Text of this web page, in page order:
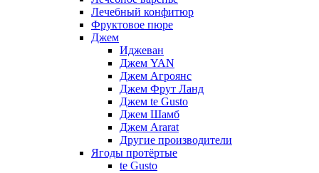
Лечебный конфитюр
Фруктовое пюре
Джем
Иджеван
Джем YAN
Джем Агроянс
Джем Фрут Ланд
Джем te Gusto
Джем Шамб
Джем Ararat
Другие производители
Ягоды протёртые
te Gusto